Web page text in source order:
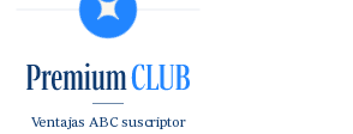
Ventajas ABC suscriptor